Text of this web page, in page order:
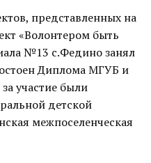
представленных на
«Волонтером быть
№13 с.Федино занял
Диплома МГУБ и
участие были
детской
межпоселенческая